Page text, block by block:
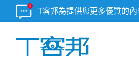
T客邦為提供您更多優質的